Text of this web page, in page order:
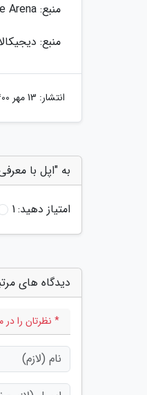
منبع: Phone Arena
منبع:
انتشار: 13 مهر 1400
به "اپل با
امتیاز دهید:1
دیدگاه های
* نظرتان را در